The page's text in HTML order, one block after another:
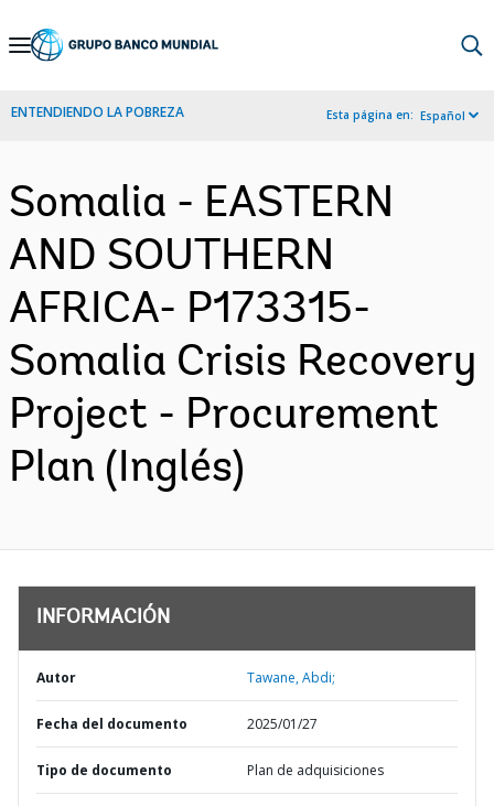
Skip
Navigation
ENTENDIENDO LA POBREZA Esta página en: Español
Somalia - EASTERN
AND SOUTHERN
AFRICA- P173315-
Somalia Crisis Recovery
Project - Procurement
Plan (Inglés)
INFORMACIÓN
Autor Tawane, Abdi;
Fecha del documento 2025/01/27
Tipo de documento Plan de adquisiciones